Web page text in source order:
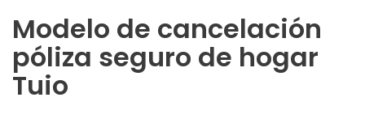
Modelo de cancelación
póliza seguro de hogar
Tuio